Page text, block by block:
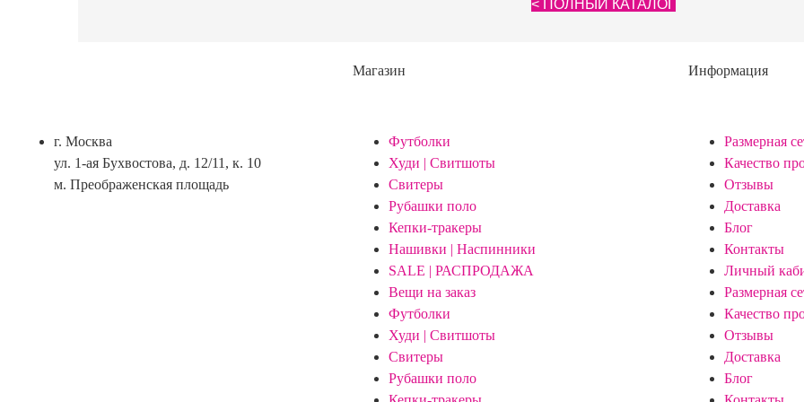
< ПОЛНЫЙ КАТАЛОГ
Магазин Информация
г. Москва
ул. 1-ая Бухвостова, д. 12/11, к. 10
м. Преображенская площадь
Футболки
Худи | Свитшоты
Свитеры
Рубашки поло
Кепки-тракеры
Нашивки | Наспинники
SALE | РАСПРОДАЖА
Вещи на заказ
Футболки
Худи | Свитшоты
Свитеры
Рубашки поло
Размерная
Качество
Отзывы
Доставка
Блог
Контакты
Личный
Размерная
Качество
Отзывы
Доставка
Блог